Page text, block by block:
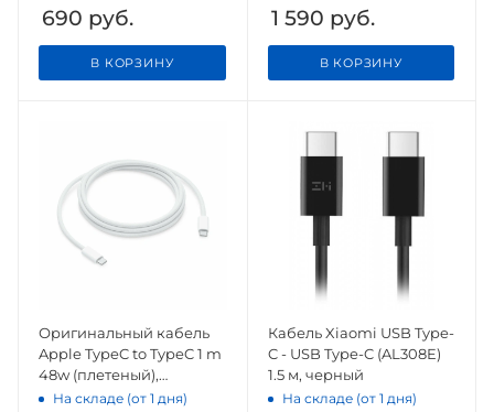
690 руб.
В КОРЗИНУ
1 590 руб.
В КОРЗИНУ
Оригинальный кабель
Apple TypeC to TypeC 1 m
48w (плетеный),
оригинал
На складе (от 1 дня)
Кабель Xiaomi USB Type-
C - USB Type-C (AL308E)
1.5 м, черный
На складе (от 1 дня)